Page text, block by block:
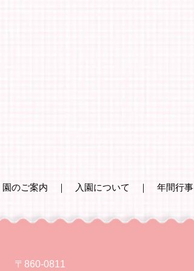
園のご案内 ｜ 入園について ｜ 年間行事
〒860-0811